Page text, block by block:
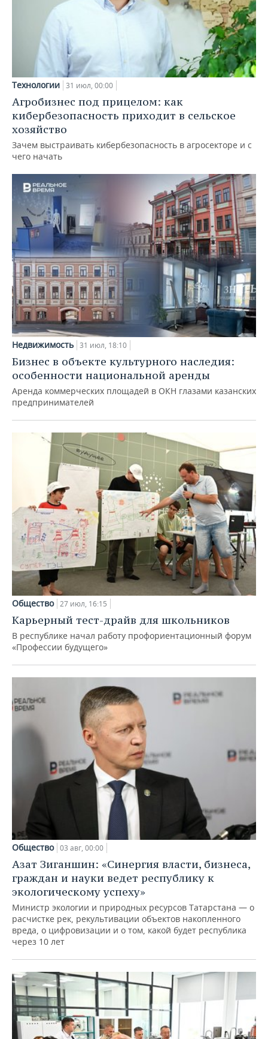
Технологии 31 июл, 00:00
Агробизнес под прицелом: как
кибербезопасность приходит в сельское
хозяйство
Зачем выстраивать кибербезопасность в агросекторе и с
чего начать
Недвижимость 31 июл, 18:10
Бизнес в объекте культурного наследия:
особенности национальной аренды
Аренда коммерческих площадей в ОКН глазами казанских
предпринимателей
Общество 27 июл, 16:15
Карьерный тест-драйв для школьников
В республике начал работу профориентационный форум
«Профессии будущего»
Общество 03 авг, 00:00
Азат Зиганшин: «Синергия власти, бизнеса,
граждан и науки ведет республику к
экологическому успеху»
Министр экологии и природных ресурсов Татарстана — о
расчистке рек, рекультивации объектов накопленного
вреда, о цифровизации и о том, какой будет республика
через 10 лет